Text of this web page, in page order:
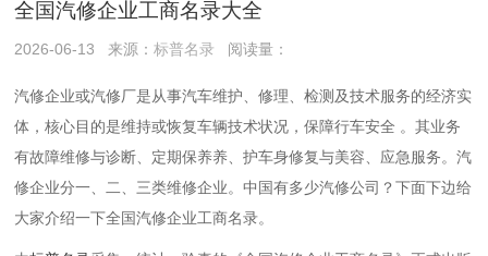
全国汽修企业工商名录大全
2026-06-13 来源：标普名录 阅读量：
汽修企业或汽修厂是从事汽车‌维护、修理、检测及技术服务‌的经济实
体，核心目的是维持或恢复车辆技术状况，保障行车安全 。‌‌其业务
有故障维修与诊断、定期保养养、护车身修复与美容、应急服务。汽
修企业分一、二、三类维修企业。中国有多少汽修公司？下面下边给
大家介绍一下全国汽修企业工商名录。